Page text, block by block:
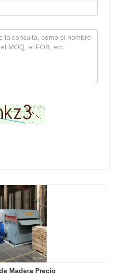
Madera Precio